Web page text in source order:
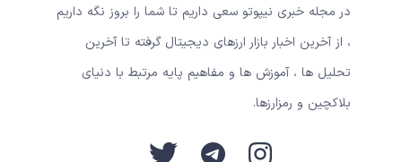
در مجله خبری نیپوتو سعی داریم تا شما را بروز نگه داریم
، از آخرین اخبار بازار ارزهای دیجیتال گرفته تا آخرین
تحلیل ها ، آموزش ها و مفاهیم پایه مرتبط با دنیای
بلاکچین و رمزارزها.